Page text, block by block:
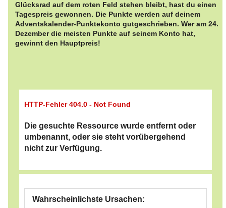
Glücksrad auf dem roten Feld stehen bleibt, hast du einen
Tagespreis gewonnen. Die Punkte werden auf deinem
Adventskalender-Punktekonto gutgeschrieben. Wer am 24.
Dezember die meisten Punkte auf seinem Konto hat,
gewinnt den Hauptpreis!
HTTP-Fehler 404.0 - Not Found
Die gesuchte Ressource wurde entfernt oder
umbenannt, oder sie steht vorübergehend
nicht zur Verfügung.
Wahrscheinlichste Ursachen: